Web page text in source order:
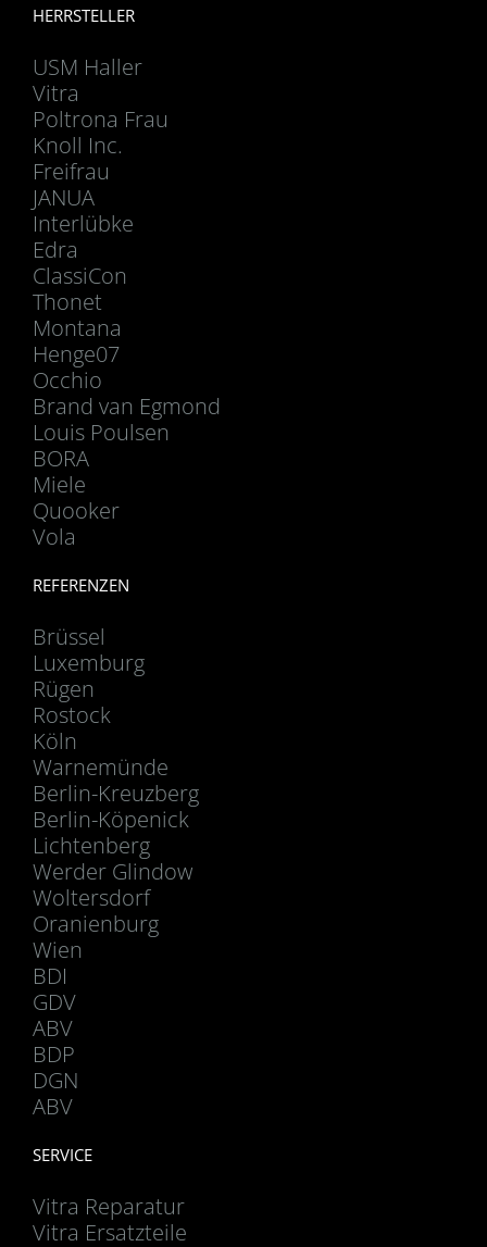
HERRSTELLER
USM Haller
Vitra
Poltrona Frau
Knoll Inc.
Freifrau
JANUA
Interlübke
Edra
ClassiCon
Thonet
Montana
Henge07
Occhio
Brand van Egmond
Louis Poulsen
BORA
Miele
Quooker
Vola
REFERENZEN
Brüssel
Luxemburg
Rügen
Rostock
Köln
Warnemünde
Berlin-Kreuzberg
Berlin-Köpenick
Lichtenberg
Werder Glindow
Woltersdorf
Oranienburg
Wien
BDI
GDV
ABV
BDP
DGN
ABV
SERVICE
Vitra Reparatur
Vitra Ersatzteile